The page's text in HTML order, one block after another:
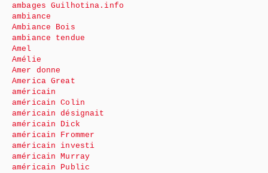
ambages Guilhotina.info
ambiance
Ambiance Bois
ambiance tendue
Amel
Amélie
Amer donne
America Great
américain
américain Colin
américain désignait
américain Dick
américain Frommer
américain investi
américain Murray
américain Public